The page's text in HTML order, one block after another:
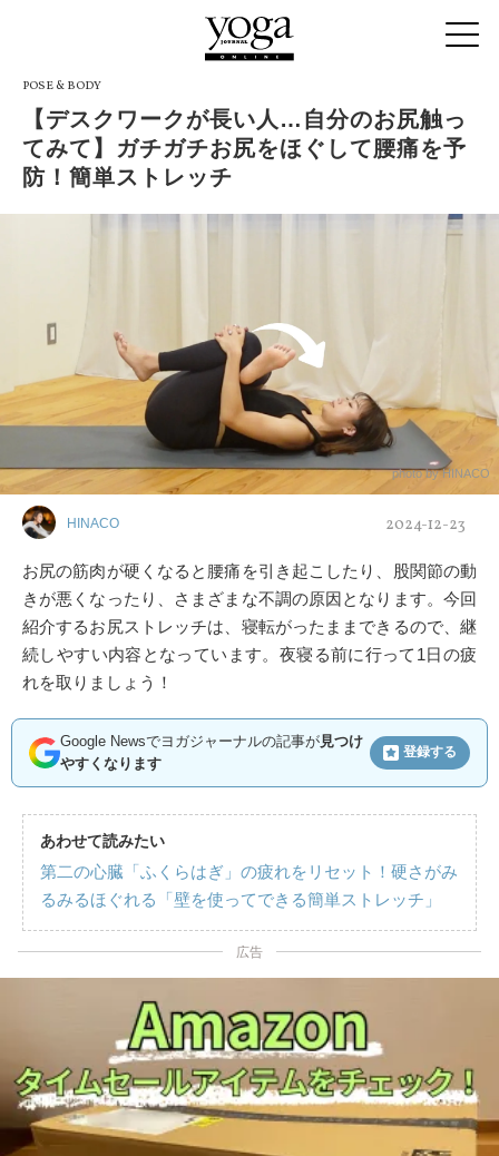
POSE & BODY
【デスクワークが長い人…自分のお尻触っ
てみて】ガチガチお尻をほぐして腰痛を予
防！簡単ストレッチ
photo by HINACO
HINACO 2024-12-23
お尻の筋肉が硬くなると腰痛を引き起こしたり、股関節の動
きが悪くなったり、さまざまな不調の原因となります。今回
紹介するお尻ストレッチは、寝転がったままできるので、継
続しやすい内容となっています。夜寝る前に行って1日の疲
れを取りましょう！
Google Newsでヨガジャーナルの記事が見つけ
やすくなります
登録する
あわせて読みたい
第二の心臓「ふくらはぎ」の疲れをリセット！硬さがみ
るみるほぐれる「壁を使ってできる簡単ストレッチ」
広告